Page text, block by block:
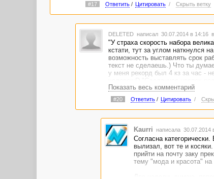
А когда-то над текстом на главную в 2-
причесывала свою конфету волосок к
С перерывами на мысли о высоком,
Раз на раз не приходится. Когда от 6
#17 Ответить/ Цитировать / Скрыть ветку
DELETED написал 30.07.2014 в 14:16
"У страха скорость набора
кстати, тут за углом наткнулся
возможность выставлять срок
текст не сделаешь.) Что ты
у меня рекорд был 4 кз за час -
Показать весь комментарий
#20 Ответить/ Цитировать /
Kaurri написала 30.07.2014
Согласна
вылизал, вот те и
прийти на почту заку
тему "мода и красота" на